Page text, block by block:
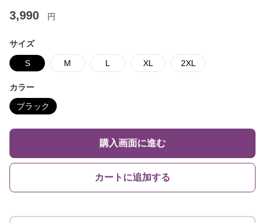
3,990 円
サイズ
S M L XL 2XL
カラー
ブラック
購入画面に進む
カートに追加する